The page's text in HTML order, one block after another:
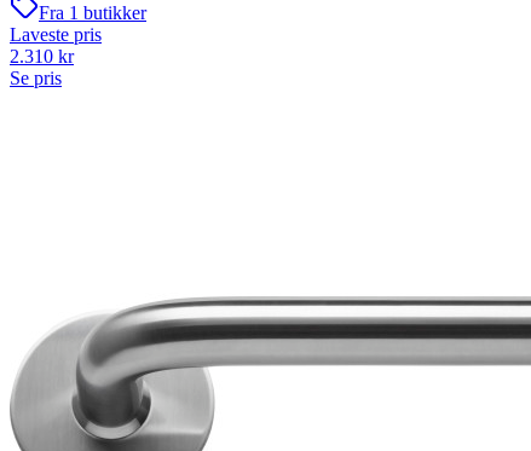
Fra 1 butikker
Laveste pris
2.310 kr
Se pris